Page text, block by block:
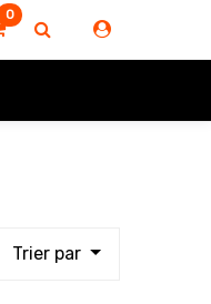
0
Trier par